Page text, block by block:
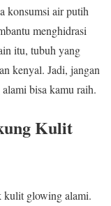
konsumsi air putih
menghidrasi
itu, tubuh yang
kenyal. Jadi, jangan
bisa kamu raih.
Kulit
kulit glowing alami.